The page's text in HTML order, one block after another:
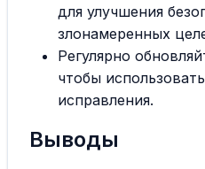
для улучшения
злонамеренных
Регулярно
чтобы
исправления.
Выводы